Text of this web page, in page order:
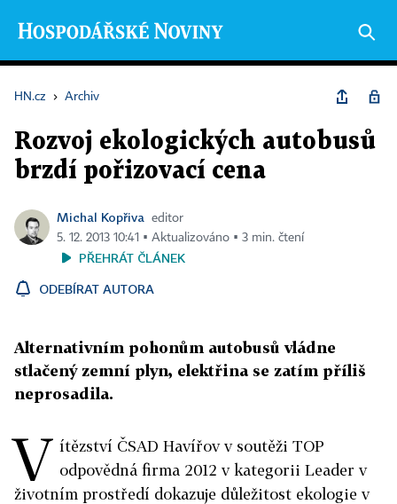
HN.cz › Archiv
Rozvoj ekologických autobusů
brzdí pořizovací cena
Michal Kopřiva
editor
5. 12. 2013 10:41 ▪ Aktualizováno ▪ 3 min. čtení
PŘEHRÁT ČLÁNEK
ODEBÍRAT AUTORA
Alternativním pohonům autobusů vládne
stlačený zemní plyn, elektřina se zatím příliš
neprosadila.
V ítězství ČSAD Havířov v soutěži TOP
odpovědná firma 2012 v kategorii Leader v
životním prostředí dokazuje důležitost ekologie v